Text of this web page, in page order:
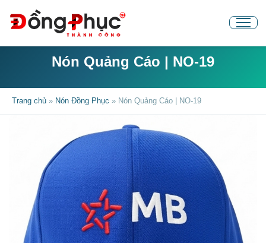
Nón Quảng Cáo | NO-19
Trang chủ » Nón Đồng Phục » Nón Quảng Cáo | NO-19